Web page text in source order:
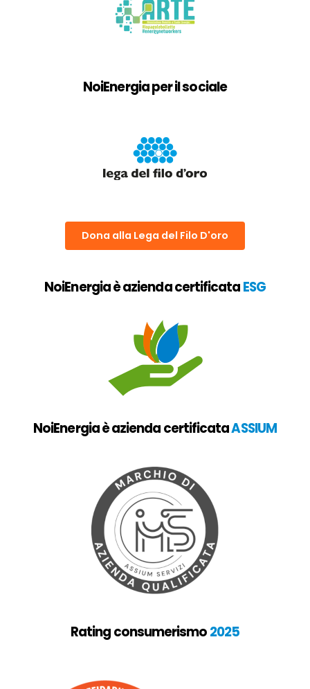
NoiEnergia per il sociale
Dona alla Lega del Filo D'oro
NoiEnergia è azienda certificata ESG
NoiEnergia è azienda certificataASSIUM
Rating consumerismo 2025